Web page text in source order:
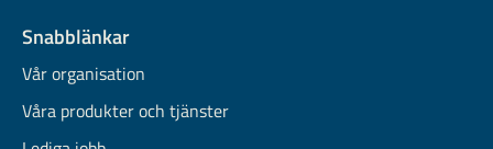
Snabblänkar
Vår organisation
Våra produkter och tjänster